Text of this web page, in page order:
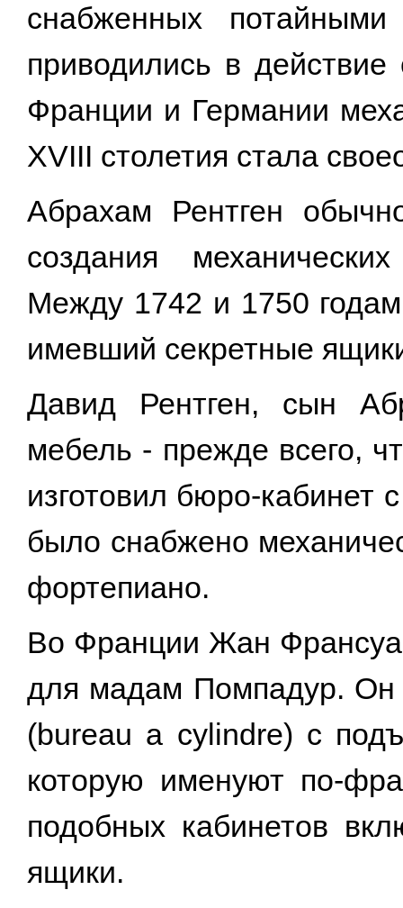
снабженных
приводились в
Франции и Германии
XVIII столетия стала
Абрахам Рентген
создания
Между 1742 и 1750
имевший секретные
Давид Рентген, сын
мебель - прежде всего,
изготовил бюро-кабинет
было снабжено
фортепиано.
Во Франции Жан
для мадам Помпадур. Он
(bureau a cylindre) с
которую именуют по-
подобных кабинетов
ящики.